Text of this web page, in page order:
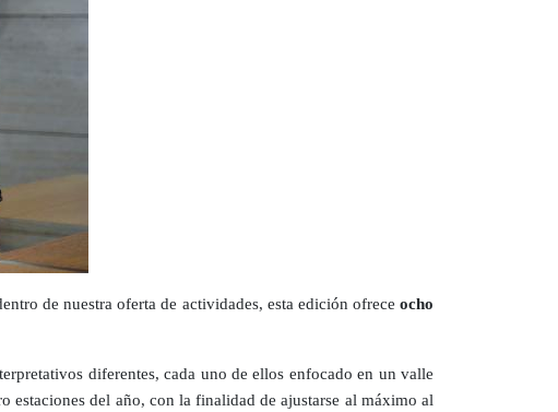
de nuestra oferta de actividades, esta edición ofrece ocho
diferentes, cada uno de ellos enfocado en un valle
estaciones del año, con la finalidad de ajustarse al máximo al